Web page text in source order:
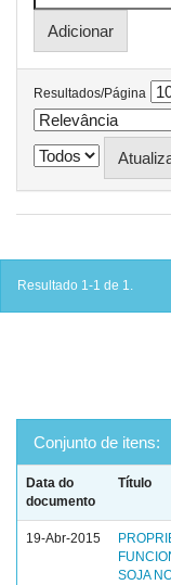
Resultados/Página
Resultado 1-1 de 1.
Conjunto de itens:
Data do
documento
Título
19-Abr-2015
SOJA